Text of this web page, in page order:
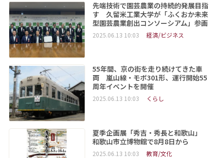
先端技術で園芸農業の持続的発展目指
す 久留米工業大学が「ふくおか未来
型園芸農業創出コンソーシアム」参画
2025.06.13 10:03 経済/ビジネス
55年間、京の街を走り続けてきた車
両 嵐山線・モボ301形、運行開始55
周年イベントを開催
2025.06.13 10:03 くらし
夏季企画展「秀吉・秀長と和歌山」
和歌山市立博物館で8月8日から
2025.06.13 10:03 教育/文化